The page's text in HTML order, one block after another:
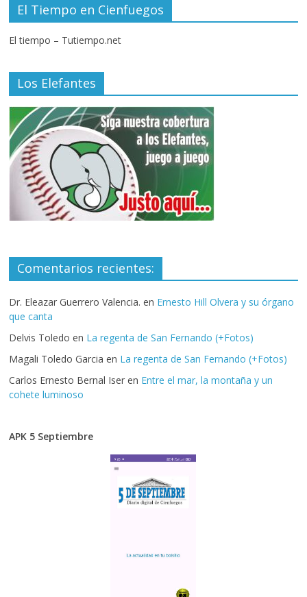
El Tiempo en Cienfuegos
El tiempo – Tutiempo.net
Los Elefantes
Comentarios recientes:
Dr. Eleazar Guerrero Valencia. en Ernesto Hill Olvera y su órgano
que canta
Delvis Toledo en La regenta de San Fernando (+Fotos)
Magali Toledo Garcia en La regenta de San Fernando (+Fotos)
Carlos Ernesto Bernal Iser en Entre el mar, la montaña y un
cohete luminoso
APK 5 Septiembre